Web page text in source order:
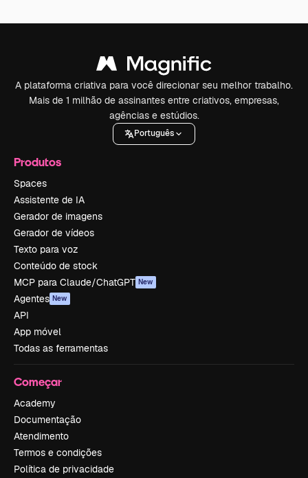
A plataforma criativa para você direcionar seu melhor trabalho.
Mais de 1 milhão de assinantes entre criativos, empresas,
agências e estúdios.
Português
Produtos
Spaces
Assistente de IA
Gerador de imagens
Gerador de vídeos
Texto para voz
Conteúdo de stock
MCP para Claude/ChatGPT New
Agentes New
API
App móvel
Todas as ferramentas
Começar
Academy
Documentação
Atendimento
Termos e condições
Política de privacidade